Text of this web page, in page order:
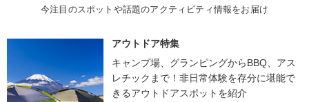
今注目のスポットや話題のアクティビティ情報をお届け
アウトドア特集
キャンプ場、グランピングからBBQ、アス
レチックまで！非日常体験を存分に堪能で
きるアウトドアスポットを紹介